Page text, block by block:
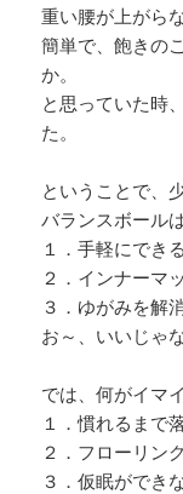
重い腰が上がらな
簡単で、飽きの
か。
と思っていた時
た。
ということで、
バランスボール
１．手軽にできる
２．インナーマ
３．ゆがみを解
お～、いいじゃ
では、何がイマ
１．慣れるまで
２．フローリン
３．仮眠ができ